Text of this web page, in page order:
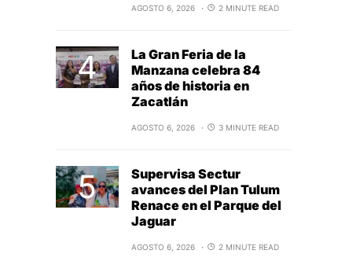
AGOSTO 6, 2026 2 MINUTE READ
La Gran Feria de la
Manzana celebra 84
años de historia en
Zacatlán
AGOSTO 6, 2026 3 MINUTE READ
Supervisa Sectur
avances del Plan Tulum
Renace en el Parque del
Jaguar
AGOSTO 6, 2026 2 MINUTE READ